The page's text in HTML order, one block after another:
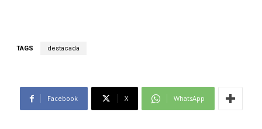
TAGS destacada
Facebook X WhatsApp